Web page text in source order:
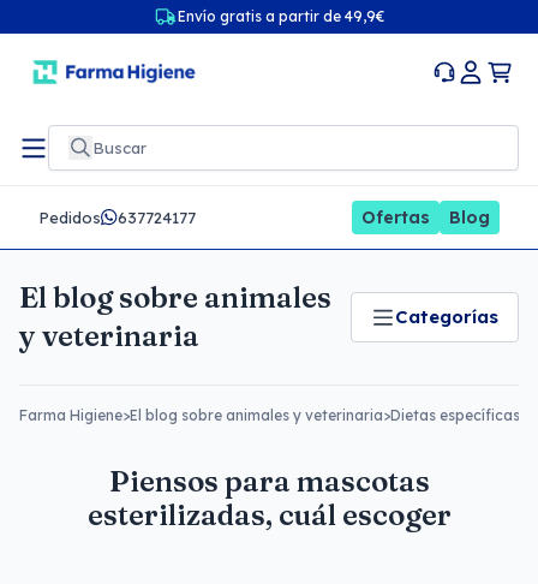
Envío gratis a partir de 49,9€
Pedidos 637724177 Ofertas Blog
El blog sobre animales
y veterinaria
Categorías
Farma Higiene>El blog sobre animales y veterinaria>Dietas específicas
Piensos para mascotas
esterilizadas, cuál escoger